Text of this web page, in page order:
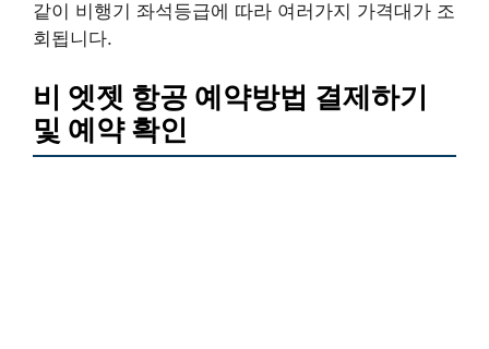
같이 비행기 좌석등급에 따라 여러가지 가격대가 조
회됩니다.
비 엣젯 항공 예약방법 결제하기
및 예약 확인